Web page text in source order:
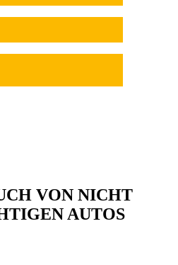
leer.
VON NICHT
AUTOS